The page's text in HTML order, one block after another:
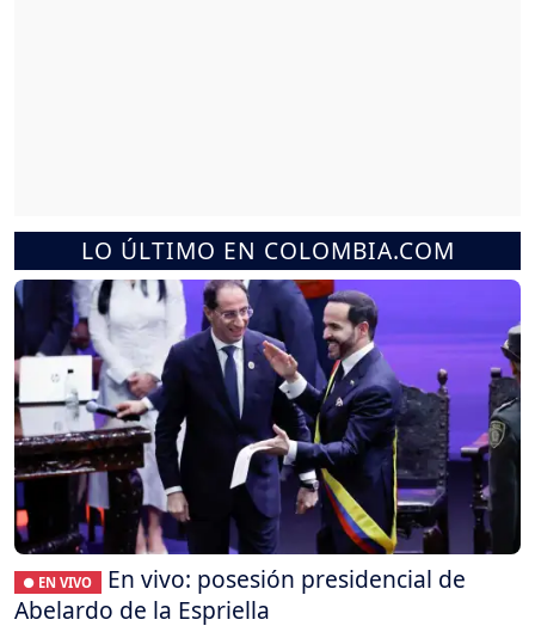
LO ÚLTIMO EN COLOMBIA.COM
● EN VIVO
En vivo: posesión presidencial de
Abelardo de la Espriella